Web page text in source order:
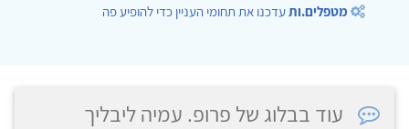
מטפלים.ותעדכנו את תחומי העניין כדי להופיע פה
עוד בבלוג של פרופ. עמיה ליבליך